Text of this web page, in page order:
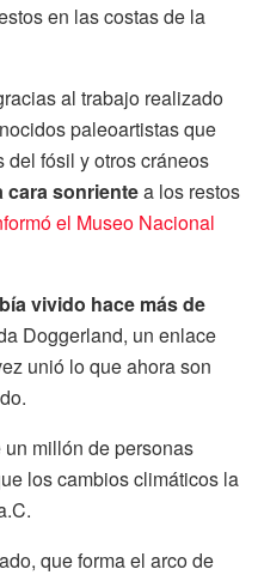
en las costas de la
al trabajo realizado
paleoartistas que
del fósil y otros cráneos
cara sonrientea los restos
el Museo Nacional
vivido hace más de
Doggerland, un enlace
unió lo que ahora son
millón de personas
los cambios climáticos la
que forma el arco de